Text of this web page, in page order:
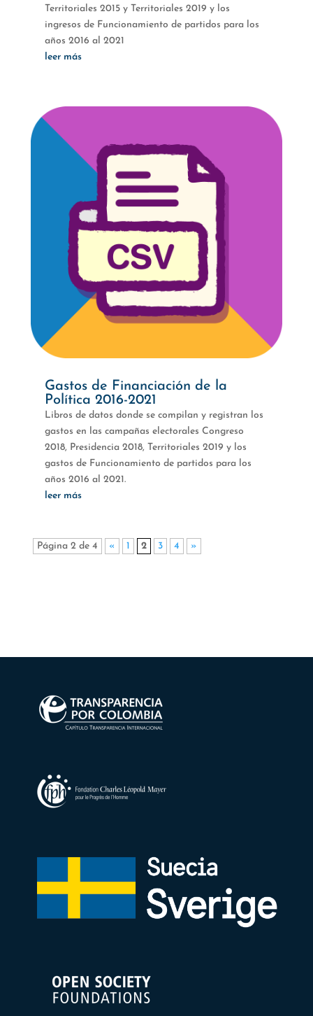
Territoriales 2015 y Territoriales 2019 y los
ingresos de Funcionamiento de partidos para los
años 2016 al 2021
leer más
Gastos de Financiación de la
Política 2016-2021
Libros de datos donde se compilan y registran los
gastos en las campañas electorales Congreso
2018, Presidencia 2018, Territoriales 2019 y los
gastos de Funcionamiento de partidos para los
años 2016 al 2021.
leer más
Página 2 de 4 « 1 2 3 4 »